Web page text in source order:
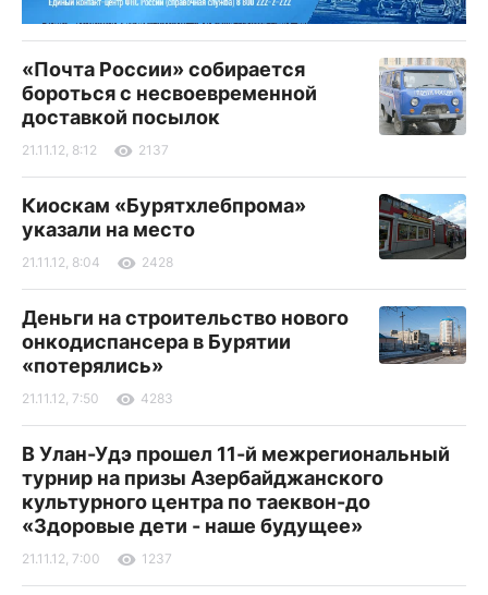
«Почта России» собирается
бороться с несвоевременной
доставкой посылок
21.11.12, 8:12 2137
Киоскам «Бурятхлебпрома»
указали на место
21.11.12, 8:04 2428
Деньги на строительство нового
онкодиспансера в Бурятии
«потерялись»
21.11.12, 7:50 4283
В Улан-Удэ прошел 11-й межрегиональный
турнир на призы Азербайджанского
культурного центра по таеквон-до
«Здоровые дети - наше будущее»
21.11.12, 7:00 1237